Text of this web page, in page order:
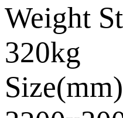
Weight
320kg